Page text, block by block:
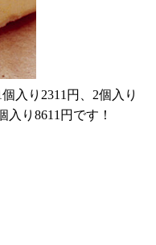
入り2311円、2個入り
入り8611円です！